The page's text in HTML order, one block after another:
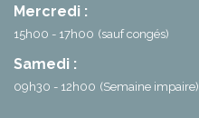
Mercredi :
15h00 - 17h00 (sauf congés)
Samedi :
09h30 - 12h00 (Semaine impaire)